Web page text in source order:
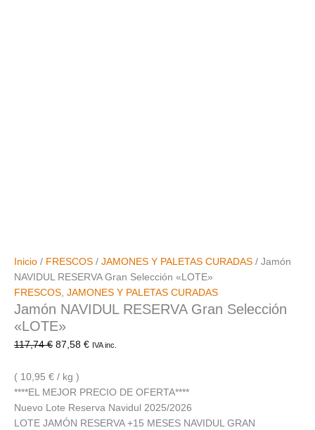
Inicio / FRESCOS / JAMONES Y PALETAS CURADAS / Jamón
NAVIDUL RESERVA Gran Selección «LOTE»
FRESCOS, JAMONES Y PALETAS CURADAS
Jamón NAVIDUL RESERVA Gran Selección
«LOTE»
117,74€ 87,58 € IVA inc.
( 10,95 € / kg )
****EL MEJOR PRECIO DE OFERTA****
Nuevo Lote Reserva Navidul 2025/2026
LOTE JAMÓN RESERVA +15 MESES NAVIDUL GRAN